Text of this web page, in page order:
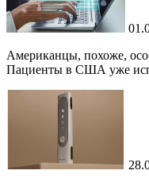
Американцы, похоже,
Пациенты в США уже